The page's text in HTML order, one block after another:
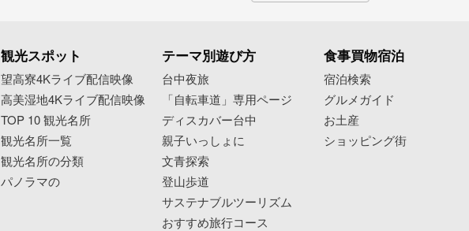
観光スポット
望高寮4Kライブ配信映像
高美湿地4Kライブ配信映像
TOP 10 観光名所
観光名所一覧
観光名所の分類
パノラマの
テーマ別遊び方
台中夜旅
「自転車道」専用ページ
ディスカバー台中
親子いっしょに
文青探索
登山歩道
サステナブルツーリズム
おすすめ旅行コース
食事買物宿泊
宿泊検索
グルメガイド
お土産
ショッピング街